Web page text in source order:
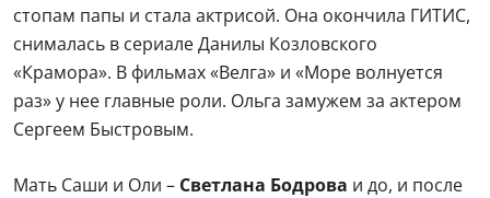
стопам папы и стала актрисой. Она окончила ГИТИС,
снималась в сериале Данилы Козловского
«Крамора». В фильмах «Велга» и «Море волнуется
раз» у нее главные роли. Ольга замужем за актером
Сергеем Быстровым.
Мать Саши и Оли – Светлана Бодрова и до, и после